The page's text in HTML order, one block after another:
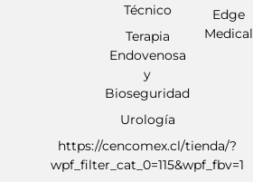
Técnico
Terapia
Endovenosa
y
Bioseguridad
Urología
https://cencomex.cl/tienda/?
wpf_filter_cat_0=115&wpf_fbv=1
Edge
Medical